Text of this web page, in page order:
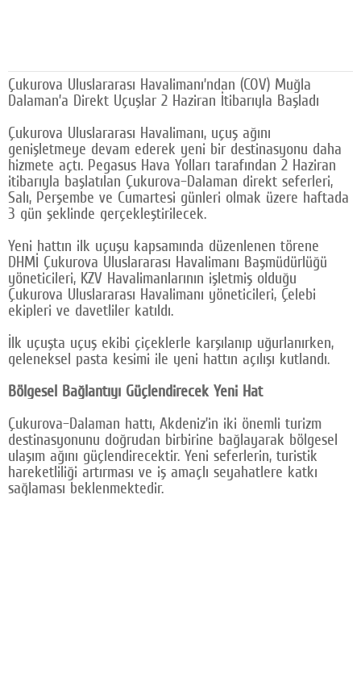
Künye
SOSYAL MEDYA
Facebook
Twitter
Google Plus
© 2026 TÜM HAKLARI SAKLIDIR
Çukurova Uluslararası Havalimanı’ndan (COV) Muğla
Dalaman’a Direkt Uçuşlar 2 Haziran İtibarıyla Başladı
Çukurova Uluslararası Havalimanı, uçuş ağını
genişletmeye devam ederek yeni bir destinasyonu daha
hizmete açtı. Pegasus Hava Yolları tarafından 2 Haziran
itibarıyla başlatılan Çukurova–Dalaman direkt seferleri,
Salı, Perşembe ve Cumartesi günleri olmak üzere haftada
3 gün şeklinde gerçekleştirilecek.
Yeni hattın ilk uçuşu kapsamında düzenlenen törene
DHMİ Çukurova Uluslararası Havalimanı Başmüdürlüğü
yöneticileri, KZV Havalimanlarının işletmiş olduğu
Çukurova Uluslararası Havalimanı yöneticileri, Çelebi
ekipleri ve davetliler katıldı.
İlk uçuşta uçuş ekibi çiçeklerle karşılanıp uğurlanırken,
geleneksel pasta kesimi ile yeni hattın açılışı kutlandı.
Bölgesel Bağlantıyı Güçlendirecek Yeni Hat
Çukurova–Dalaman hattı, Akdeniz’in iki önemli turizm
destinasyonunu doğrudan birbirine bağlayarak bölgesel
ulaşım ağını güçlendirecektir. Yeni seferlerin, turistik
hareketliliği artırması ve iş amaçlı seyahatlere katkı
sağlaması beklenmektedir.